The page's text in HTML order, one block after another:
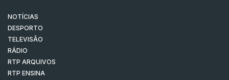
NOTÍCIAS
DESPORTO
TELEVISÃO
RÁDIO
RTP ARQUIVOS
RTP ENSINA